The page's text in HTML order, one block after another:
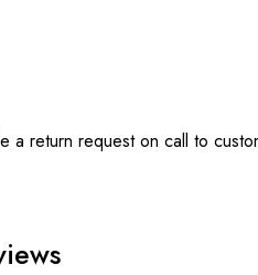
return request on call to